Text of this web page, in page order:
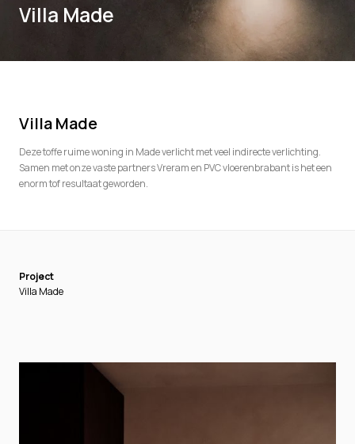
Villa Made
Villa Made
Deze toffe ruime woning in Made verlicht met veel indirecte verlichting.
Samen met onze vaste partners Vreram en PVC vloerenbrabant is het een
enorm tof resultaat geworden.
Project
Villa Made